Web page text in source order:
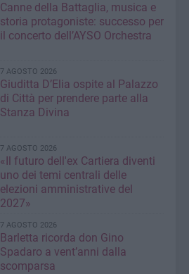
Canne della Battaglia, musica e
storia protagoniste: successo per
il concerto dell’AYSO Orchestra
7 AGOSTO 2026
Giuditta D’Elia ospite al Palazzo
di Città per prendere parte alla
Stanza Divina
7 AGOSTO 2026
«Il futuro dell'ex Cartiera diventi
uno dei temi centrali delle
elezioni amministrative del
2027»
7 AGOSTO 2026
Barletta ricorda don Gino
Spadaro a vent’anni dalla
scomparsa